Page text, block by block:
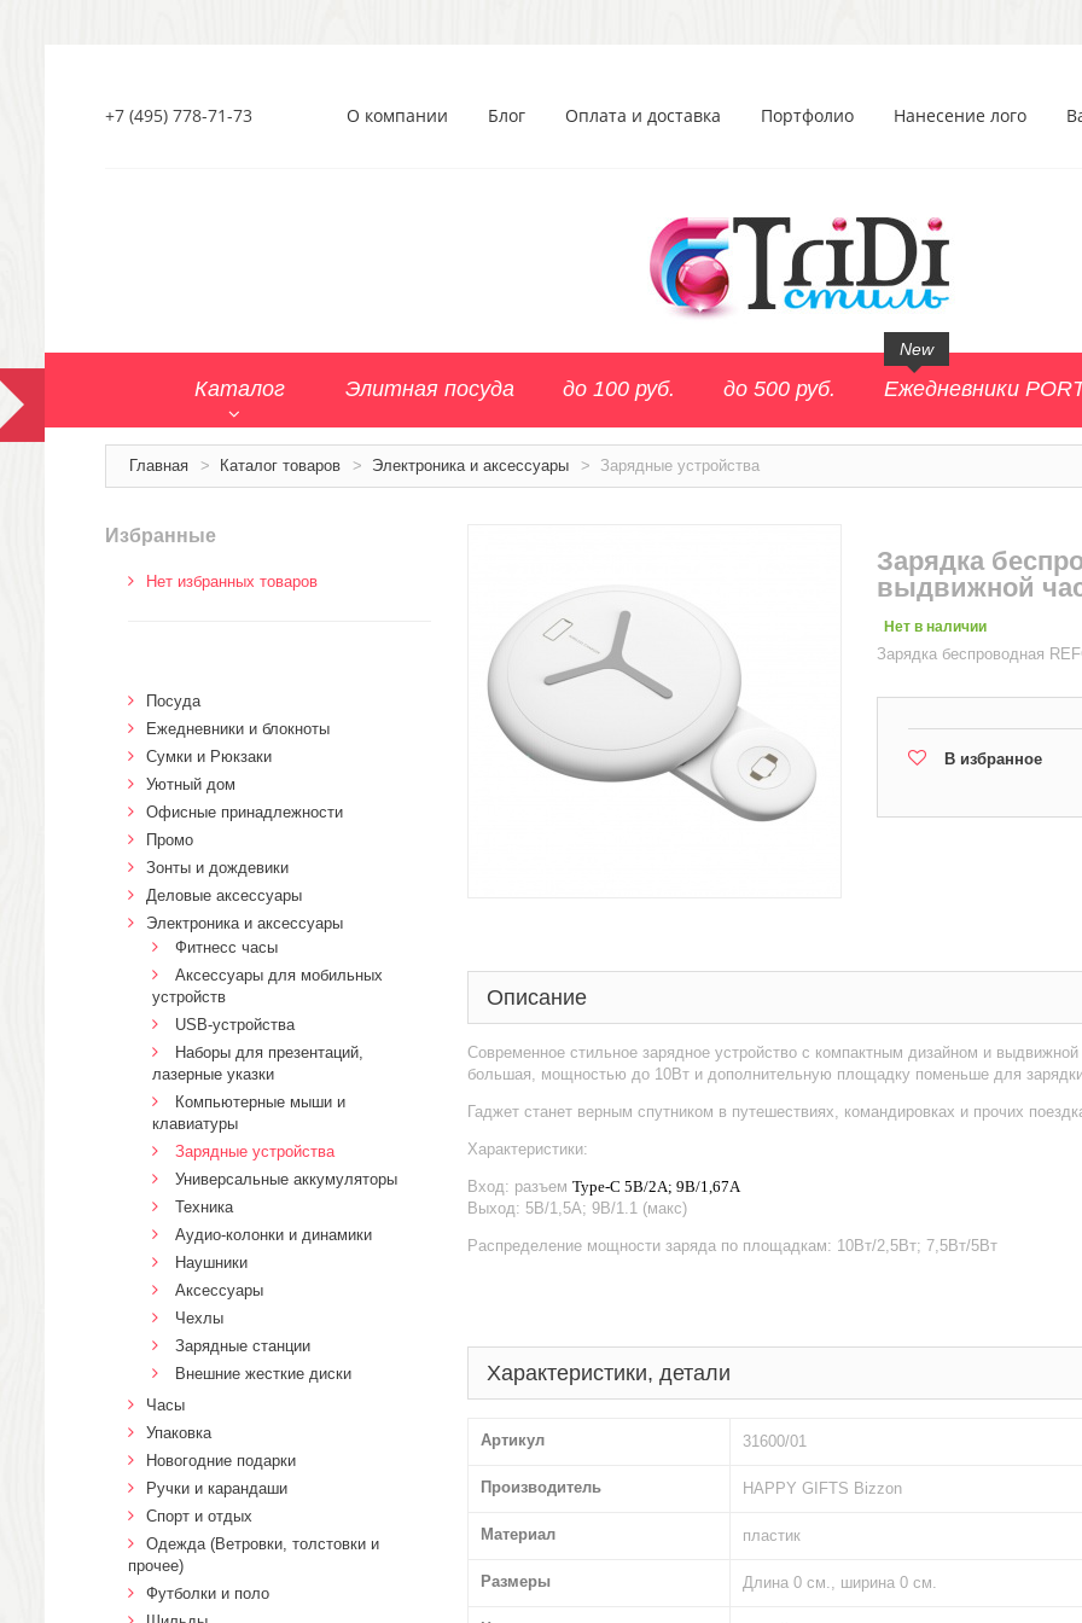
+7 (495) 778-71-73 О компании Блог Оплата и доставка Портфолио Нанесение лого
Каталог Элитная посуда до 100 руб. до 500 руб. Ежедневники
New
Главная > Каталог товаров > Электроника и аксессуары > Зарядные устройства
Зарядка
выдвижной
Нет в наличии
Зарядка беспроводная
В избранное
Описание
Современное стильное зарядное устройство с компактным дизайном и
большая, мощностью до 10Вт и дополнительную площадку поменьше для
Гаджет станет верным спутником в путешествиях, командировках и прочих
Характеристики:
Вход: разъем Type-C 5В/2A; 9В/1,67А
Выход: 5В/1,5A; 9В/1.1 (макс)
Распределение мощности заряда по площадкам: 10Вт/2,5Вт; 7,5Вт/5Вт
Характеристики, детали
Артикул 31600/01
Производитель HAPPY GIFTS Bizzon
Материал пластик
Размеры Длина 0 см., ширина 0 см.
Избранные
Нет избранных товаров
Посуда
Ежедневники и блокноты
Сумки и Рюкзаки
Уютный дом
Офисные принадлежности
Промо
Зонты и дождевики
Деловые аксессуары
Электроника и аксессуары
Фитнесс часы
Аксессуары для мобильных
устройств
USB-устройства
Наборы для презентаций,
лазерные указки
Компьютерные мыши и
клавиатуры
Зарядные устройства
Универсальные аккумуляторы
Техника
Аудио-колонки и динамики
Наушники
Аксессуары
Чехлы
Зарядные станции
Внешние жесткие диски
Часы
Упаковка
Новогодние подарки
Ручки и карандаши
Спорт и отдых
Одежда (Ветровки, толстовки и
прочее)
Футболки и поло